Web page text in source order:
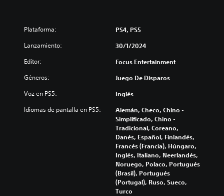
Plataforma: PS4, PS5
Lanzamiento: 30/1/2024
Editor: Focus Entertainment
Géneros: Juego De Disparos
Voz en PS5: Inglés
Idiomas de pantalla en PS5:
Alemán, Checo, Chino -
Simplificado, Chino -
Tradicional, Coreano,
Danés, Español, Finlandés,
Francés (Francia), Húngaro,
Inglés, Italiano, Neerlandés,
Noruego, Polaco, Portugués
(Brasil), Portugués
(Portugal), Ruso, Sueco,
Turco